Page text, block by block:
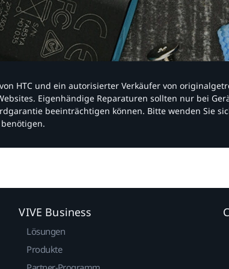
HTC und ein autorisierter Verkäufer von
Eigenhändige Reparaturen sollten nur bei
beeinträchtigen können. Bitte wenden Sie
VIVE Business
Lösungen
Produkte